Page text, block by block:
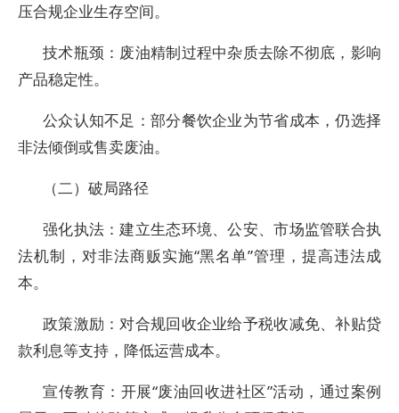
压合规企业生存空间。
技术瓶颈：废油精制过程中杂质去除不彻底，影响
产品稳定性。
公众认知不足：部分餐饮企业为节省成本，仍选择
非法倾倒或售卖废油。
（二）破局路径
强化执法：建立生态环境、公安、市场监管联合执
法机制，对非法商贩实施“黑名单”管理，提高违法成
本。
政策激励：对合规回收企业给予税收减免、补贴贷
款利息等支持，降低运营成本。
宣传教育：开展“废油回收进社区”活动，通过案例